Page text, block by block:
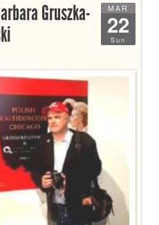
MAR
22
Sun
Gruszka-